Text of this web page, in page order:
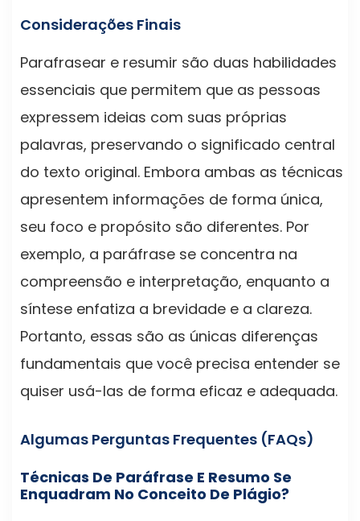
Considerações Finais
Parafrasear e resumir são duas habilidades
essenciais que permitem que as pessoas
expressem ideias com suas próprias
palavras, preservando o significado central
do texto original. Embora ambas as técnicas
apresentem informações de forma única,
seu foco e propósito são diferentes. Por
exemplo, a paráfrase se concentra na
compreensão e interpretação, enquanto a
síntese enfatiza a brevidade e a clareza.
Portanto, essas são as únicas diferenças
fundamentais que você precisa entender se
quiser usá-las de forma eficaz e adequada.
Algumas Perguntas Frequentes (FAQs)
Técnicas De Paráfrase E Resumo Se
Enquadram No Conceito De Plágio?